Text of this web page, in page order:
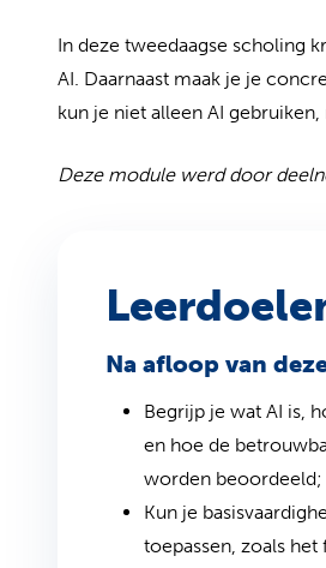
In deze tweedaagse scholing
AI. Daarnaast maak je je
kun je niet alleen AI
Deze module werd door
Na afloop van
Begrijp je wat AI is,
en hoe de
worden beoordeeld;
Kun je
toepassen, zoals